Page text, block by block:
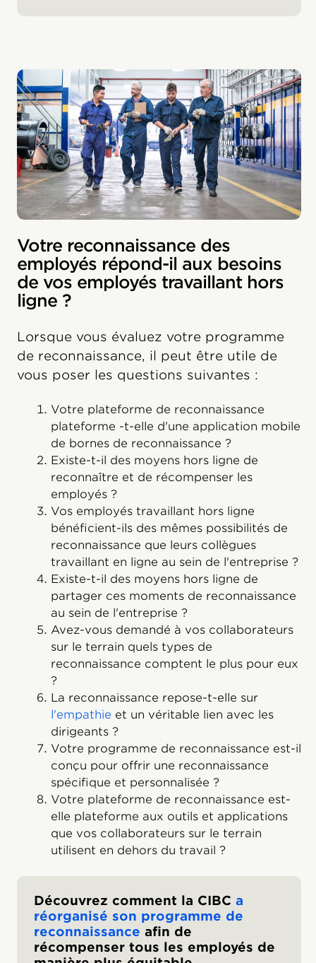
Votre reconnaissance des
employés répond-il aux besoins
de vos employés travaillant hors
ligne ?
Lorsque vous évaluez votre programme
de reconnaissance, il peut être utile de
vous poser les questions suivantes :
Votre plateforme de reconnaissance
plateforme -t-elle d'une application mobile
de bornes de reconnaissance ?
Existe-t-il des moyens hors ligne de
reconnaître et de récompenser les
employés ?
Vos employés travaillant hors ligne
bénéficient-ils des mêmes possibilités de
reconnaissance que leurs collègues
travaillant en ligne au sein de l'entreprise ?
Existe-t-il des moyens hors ligne de
partager ces moments de reconnaissance
au sein de l'entreprise ?
Avez-vous demandé à vos collaborateurs
sur le terrain quels types de
reconnaissance comptent le plus pour eux
?
La reconnaissance repose-t-elle sur
l'empathie et un véritable lien avec les
dirigeants ?
Votre programme de reconnaissance est-il
conçu pour offrir une reconnaissance
spécifique et personnalisée ?
Votre plateforme de reconnaissance est-
elle plateforme aux outils et applications
que vos collaborateurs sur le terrain
utilisent en dehors du travail ?
Découvrez comment la CIBC a
réorganisé son programme de
reconnaissance afin de
récompenser tous les employés de